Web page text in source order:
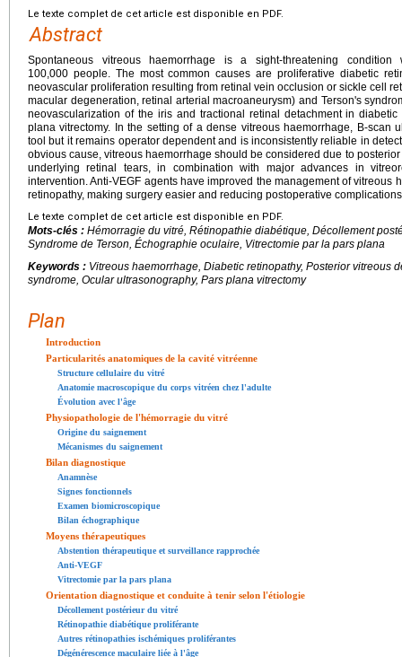
Le texte complet de cet article est disponible en PDF.
Abstract
Spontaneous vitreous haemorrhage is a sight-threatening
100,000 people. The most common causes are proliferative diabetic
neovascular proliferation resulting from retinal vein occlusion or sickle cell
macular degeneration, retinal arterial macroaneurysm) and Terson's
neovascularization of the iris and tractional retinal detachment in
plana vitrectomy. In the setting of a dense vitreous haemorrhage, B-scan
tool but it remains operator dependent and is inconsistently reliable in
obvious cause, vitreous haemorrhage should be considered due to
underlying retinal tears, in combination with major advances in
intervention. Anti-VEGF agents have improved the management of vitreous
retinopathy, making surgery easier and reducing postoperative
Le texte complet de cet article est disponible en PDF.
Mots-clés : Hémorragie du vitré, Rétinopathie diabétique, Décollement
Syndrome de Terson, Échographie oculaire, Vitrectomie par la pars plana
Keywords : Vitreous haemorrhage, Diabetic retinopathy, Posterior vitreous
syndrome, Ocular ultrasonography, Pars plana vitrectomy
Plan
Introduction
Particularités anatomiques de la cavité vitréenne
Structure cellulaire du vitré
Anatomie macroscopique du corps vitréen chez l'adulte
Évolution avec l'âge
Physiopathologie de l'hémorragie du vitré
Origine du saignement
Mécanismes du saignement
Bilan diagnostique
Anamnèse
Signes fonctionnels
Examen biomicroscopique
Bilan échographique
Moyens thérapeutiques
Abstention thérapeutique et surveillance rapprochée
Anti-VEGF
Vitrectomie par la pars plana
Orientation diagnostique et conduite à tenir selon l'étiologie
Décollement postérieur du vitré
Rétinopathie diabétique proliférante
Autres rétinopathies ischémiques proliférantes
Dégénérescence maculaire liée à l'âge